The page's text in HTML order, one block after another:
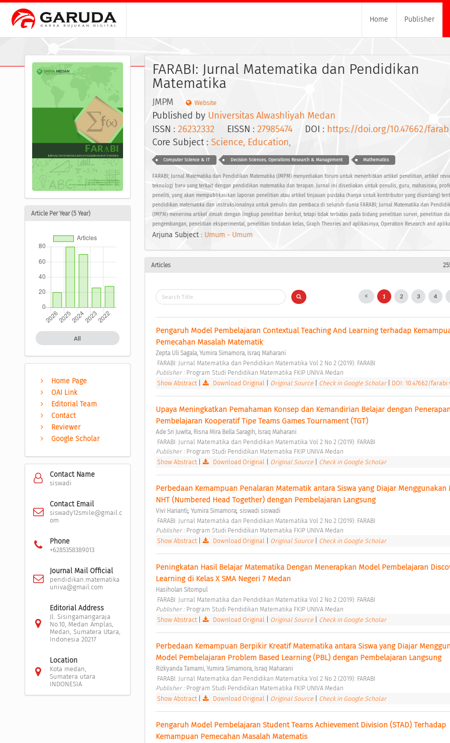
Home Publisher
Article Per Year (5 Year)
All
Home Page
OAI Link
Editorial Team
Contact
Reviewer
Google Scholar
Contact Name
siswadi
Contact Email
siswady12smile@gmail.c
om
Phone
+6285358389013
Journal Mail Official
pendidikan.matematika
univa@gmail.com
Editorial Address
Jl. Sisingamangaraja
No.10, Medan Amplas,
Medan, Sumatera Utara,
Indonesia 20217
Location
Kota medan,
Sumatera utara
INDONESIA
FARABI: Jurnal Matematika dan Pendidikan
Matematika
JMPM Website
Published by Universitas Alwashliyah Medan
ISSN : 26232332 EISSN : 27985474DOI : https://doi.org/10.47662/
Core Subject : Science, Education,
Computer Science & IT Decision Sciences, Operations Research & Management Mathematics
FARABI; Jurnal Matematika dan Pendidikan Matematika (JMPM) menyediakan forum untuk menerbitkan artikel penelitian, artikel
teknologi baru yang terkait dengan pendidikan matematika dan terapan. Jurnal ini disediakan untuk penulis, guru, mahasiswa,
peneliti, yang akan mempublikasikan laporan penelitian atau artikel tinjauan pustaka (hanya untuk kontributor yang diundang)
pendidikan matematika dan instruksionalnya untuk penulis dan pembaca di seluruh dunia FARABI; Jurnal Matematika dan
(JMPM) menerima artikel ilmiah dengan lingkup penelitian berikut, tetapi tidak terbatas pada bidang penelitian survei, penelitian
pengembangan, penelitian eksperimental, penelitian tindakan kelas, Graph Theories and aplikasinya, Operation Research and
Arjuna Subject : Umum - Umum
Articles
1 2 3 4
Pengaruh Model Pembelajaran Contextual Teaching And Learning terhadap
Pemecahan Masalah Matematik
Zepta Uli Sagala, Yumira Simamora, Israq Maharani
FARABI: Jurnal Matematika dan Pendidikan Matematika Vol 2 No 2 (2019): FARABI
Publisher : Program Studi Pendidikan Matematika FKIP UNIVA Medan
Show Abstract| Download Original Original Source Check in Google Scholar DOI: 10.47662/
Upaya Meningkatkan Pemahaman Konsep dan Kemandirian Belajar dengan
Pembelajaran Kooperatif Tipe Teams Games Tournament (TGT)
Ade Sri Juwita, Risna Mira Bella Saragih, Israq Maharani
FARABI: Jurnal Matematika dan Pendidikan Matematika Vol 2 No 2 (2019): FARABI
Publisher : Program Studi Pendidikan Matematika FKIP UNIVA Medan
Show Abstract| Download Original Original Source Check in Google Scholar
Perbedaan Kemampuan Penalaran Matematik antara Siswa yang Diajar Menggunakan
NHT (Numbered Head Together) dengan Pembelajaran Langsung
Vivi Harianti; Yumira Simamora; siswadi siswadi
FARABI: Jurnal Matematika dan Pendidikan Matematika Vol 2 No 2 (2019): FARABI
Publisher : Program Studi Pendidikan Matematika FKIP UNIVA Medan
Show Abstract| Download Original Original Source Check in Google Scholar
Peningkatan Hasil Belajar Matematika Dengan Menerapkan Model Pembelajaran
Learning di Kelas X SMA Negeri 7 Medan
Hasiholan Sitompul
FARABI: Jurnal Matematika dan Pendidikan Matematika Vol 2 No 2 (2019): FARABI
Publisher : Program Studi Pendidikan Matematika FKIP UNIVA Medan
Show Abstract| Download Original Original Source Check in Google Scholar
Perbedaan Kemampuan Berpikir Kreatif Matematika antara Siswa yang Diajar
Model Pembelajaran Problem Based Learning (PBL) dengan Pembelajaran Langsung
Rizkyanda Tamami, Yumira Simamora, Israq Maharani
FARABI: Jurnal Matematika dan Pendidikan Matematika Vol 2 No 2 (2019): FARABI
Publisher : Program Studi Pendidikan Matematika FKIP UNIVA Medan
Show Abstract| Download Original Original Source Check in Google Scholar
Pengaruh Model Pembelajaran Student Teams Achievement Division (STAD) Terhadap
Kemampuan Pemecahan Masalah Matematis